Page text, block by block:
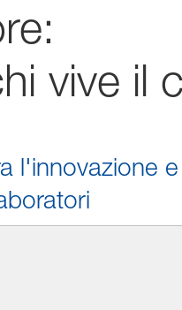
vive il
l'innovazione